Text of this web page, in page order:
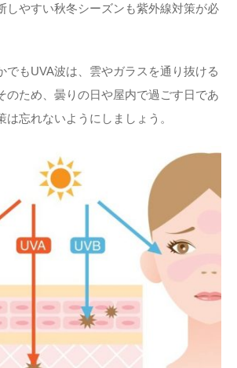
しやすい秋冬シーズンも紫外線対策が必
でもUVA波は、雲やガラスを通り抜ける
のため、曇りの日や屋内で過ごす日であ
は忘れないようにしましょう。